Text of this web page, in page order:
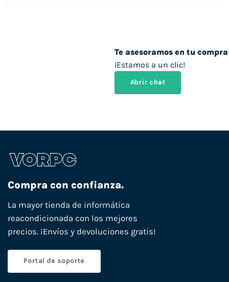
Te asesoramos en tu compra
¡Estamos a un clic!
Abrir chat
Compra con confianza.
La mayor tienda de informática
reacondicionada con los mejores
precios. ¡Envíos y devoluciones gratis!
Portal de soporte